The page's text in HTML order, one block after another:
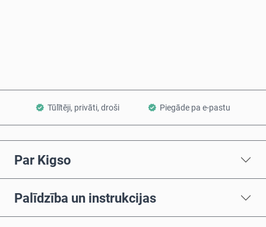
Tūlītēji, privāti, droši Piegāde pa e-pastu
Par Kigso
Palīdzība un instrukcijas